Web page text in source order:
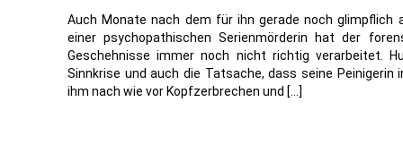
Auch Monate nach dem für ihn gerade noch glimpflich
einer psychopathischen Serienmörderin hat der
Geschehnisse immer noch nicht richtig verarbeitet.
Sinnkrise und auch die Tatsache, dass seine
ihm nach wie vor Kopfzerbrechen und […]